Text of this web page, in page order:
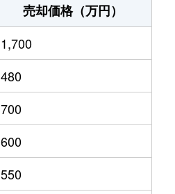
売却価格（万円）
1,700
480
700
600
550